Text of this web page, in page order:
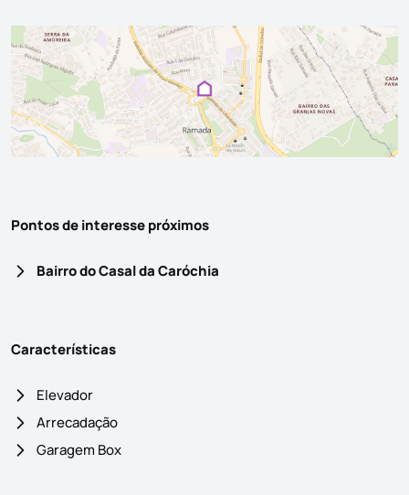
Pontos de interesse próximos
Bairro do Casal da Caróchia
Características
Elevador
Arrecadação
Garagem Box